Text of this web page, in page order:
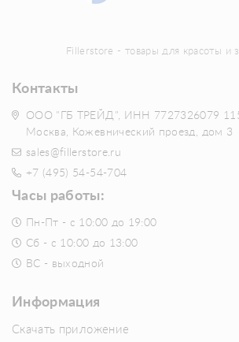
Fillerstore - товары для красоты и
Контакты
ООО "ГБ ТРЕЙД", ИНН 7727326079
Москва, Кожевнический проезд, дом 3
sales@fillerstore.ru
+7 (495) 54-54-704
Часы работы:
Пн-Пт - с 10:00 до 19:00
Сб - с 10:00 до 13:00
ВС - выходной
Информация
Скачать приложение